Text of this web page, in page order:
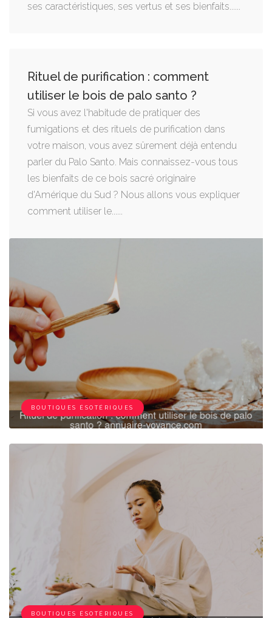
ses caractéristiques, ses vertus et ses bienfaits......
Rituel de purification : comment
utiliser le bois de palo santo ?
Si vous avez l'habitude de pratiquer des
fumigations et des rituels de purification dans
votre maison, vous avez sûrement déjà entendu
parler du Palo Santo. Mais connaissez-vous tous
les bienfaits de ce bois sacré originaire
d'Amérique du Sud ? Nous allons vous expliquer
comment utiliser le......
BOUTIQUES ÉSOTÉRIQUES
BOUTIQUES ÉSOTÉRIQUES